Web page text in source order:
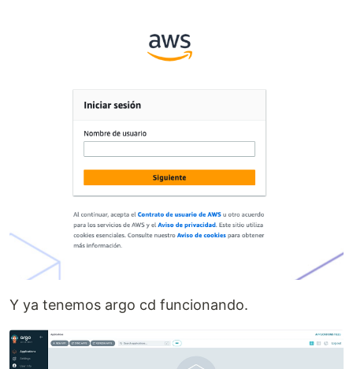
Y ya tenemos argo cd funcionando.